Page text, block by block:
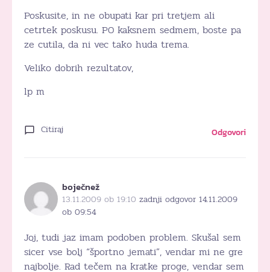
Poskusite, in ne obupati kar pri tretjem ali
cetrtek poskusu. PO kaksnem sedmem, boste pa
ze cutila, da ni vec tako huda trema.
Veliko dobrih rezultatov,
lp m
Citiraj Odgovori
boječnež
13.11.2009 ob 19:10 zadnji odgovor 14.11.2009
ob 09:54
Joj, tudi jaz imam podoben problem. Skušal sem
sicer vse bolj “športno jemati”, vendar mi ne gre
najbolje. Rad tečem na kratke proge, vendar sem